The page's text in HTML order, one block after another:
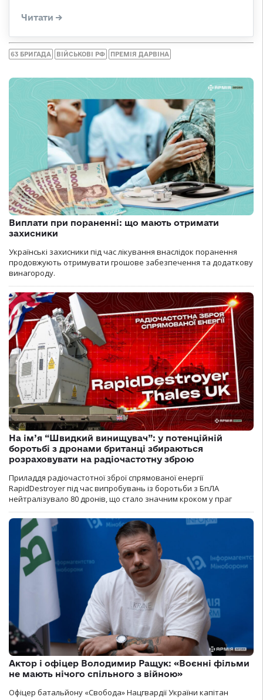
63 БРИГАДА ВІЙСЬКОВІ РФ ПРЕМІЯ ДАРВІНА
Виплати при пораненні: що мають отримати
захисники
Українські захисники під час лікування внаслідок поранення
продовжують отримувати грошове забезпечення та додаткову
винагороду.
На ім’я “Швидкий винищувач”: у потенційній
боротьбі з дронами британці збираються
розраховувати на радіочастотну зброю
Приладдя радіочастотної зброї спрямованої енергії
RapidDestroyer під час випробувань із боротьби з БпЛА
нейтралізувало 80 дронів, що стало значним кроком у праг
Актор і офіцер Володимир Ращук: «Воєнні фільми
не мають нічого спільного з війною»
Офіцер батальйону «Свобода» Нацгвардії України капітан